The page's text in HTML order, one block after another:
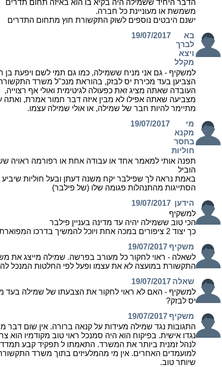
הדבר היחיד ששמילה היה בקיא בו הוא באיזה תחום תדרים
משמשת או מעוניינת כל חברה.
ישנם היבטים נוספים לשוק התקשורת חוץ מתחום התדרים
בא
לברך
ויצא
מקלל
19/07/2017
למשקיף - גם אני מניח ששמילה, כמו גם תמי לשם ויפעת בן
הצביען בעד מכירת יס לבזק, בהוראת מנכ"ל משרד
העובדה שאתה מציג זאת כפעולה לגיטימית ואולי אף רצוייה,
מצביעה שאתה אפילו לא מבין איזה דבר חמור אמרת, ואתה
מתיימר להיות חבר של שמילה, או אולי שמילה עצמו.
מי
מקנא
בחסר
חוליות
19/07/2017
תפנה אותי למאמר אחד או עבודה אחת או רפורמה ראויה
הוביל
באמת נראה לך שפילבר יקח משנה דעתן ובעל חוליות שיביע
הסתייגות מהתנהלות פגומה שלו (של פילבר)
הידען 19/07/2017
למשקיף
הכי טוב ששמילה יהיה עד מדינה בעניין פילבר
כך יצוד 2 ציפורים במכה אחת ויוכל להמשיך בדרכו המפוארת
משקיף 19/07/2017
לשאלה - ראוי לחקור כל מעורב בפרשה. שמילה מייצג את
התקשורת במועצה לא את עצמו ופעל לפי החלטות המנכל
שאלה 19/07/2017
למשקיף - האם לא ראוי לחקור את הצבעתו של שמילה בעד
יס לבזק?
משקיף 19/07/2017
התגובות נגד שמילה מעידות על קנאה ברורה. אין שום דבר
נגדו אישית. בפיקוח הוא היה סמנכל ראוי טוב מקודמיו הוא
לנהל זמנית ביותר את המשרד. התאמתו ל תפקיד קבע
למועמדים האחרים. אין מי מהמלעיזים בתוך משרד
שיותר טוב.